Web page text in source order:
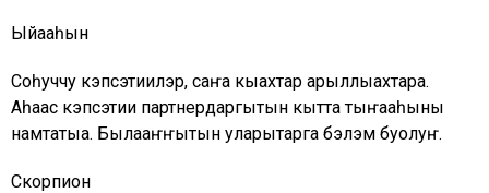
Ыйааһын
Соһуччу кэпсэтиилэр, саҥа кыахтар арыллыахтара.
Аһаҕас кэпсэтии партнердаргытын кытта тыҥааһыны
намтатыа. Былааҥҥытын уларытарга бэлэм буолуҥ.
Скорпион